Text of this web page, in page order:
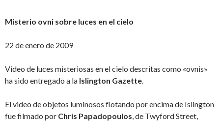
Misterio ovni sobre luces en el cielo
22 de enero de 2009
Video de luces misteriosas en el cielo descritas como «ovnis»
ha sido entregado a la Islington Gazette.
El video de objetos luminosos flotando por encima de Islington
fue filmado por Chris Papadopoulos, de Twyford Street,